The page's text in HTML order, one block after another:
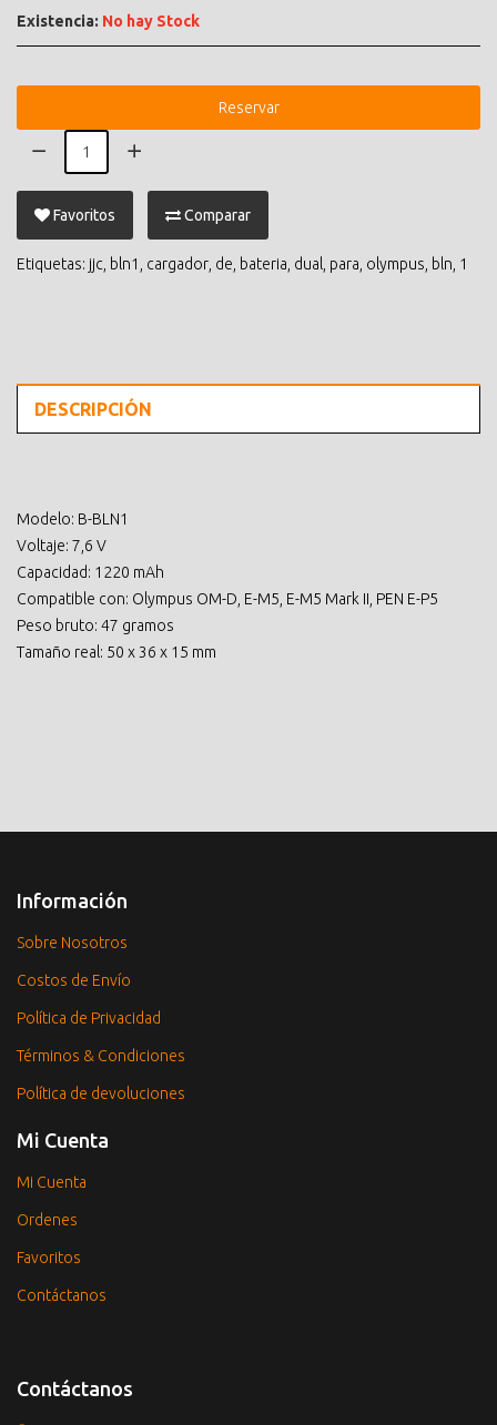
Existencia: No hay Stock
Reservar
Favoritos Comparar
Etiquetas: jjc bln1 cargador de bateria dual para olympus bln 1
DESCRIPCIÓN
Modelo: B-BLN1
Voltaje: 7,6 V
Capacidad: 1220 mAh
Compatible con: Olympus OM-D, E-M5, E-M5 Mark II, PEN E-P5
Peso bruto: 47 gramos
Tamaño real: 50 x 36 x 15 mm
Información
Sobre Nosotros
Costos de Envío
Política de Privacidad
Términos & Condiciones
Política de devoluciones
Mi Cuenta
Mi Cuenta
Ordenes
Favoritos
Contáctanos
Contáctanos